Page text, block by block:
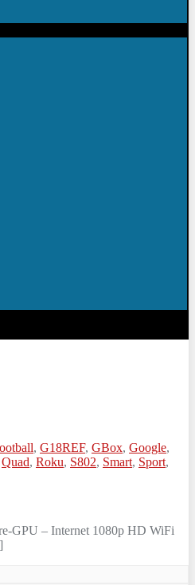
, G18REF, GBox, Google,
Quad, Roku, S802, Smart, Sport,
GPU – Internet 1080p HD WiFi